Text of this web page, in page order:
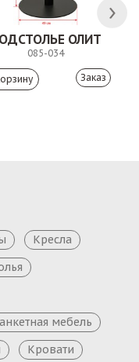
ОЛИТ
085-034
Заказ
Кресла
мебель
Кровати